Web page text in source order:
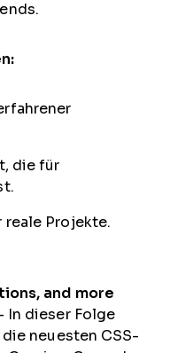
die für
reale Projekte.
and more
In dieser Folge
neuesten CSS-